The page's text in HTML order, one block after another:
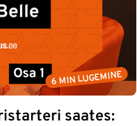
6 MIN LUGEMINE
saates: